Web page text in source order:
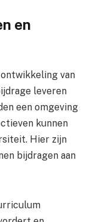
en
van
leveren
een omgeving
kunnen
Hier zijn
bijdragen aan